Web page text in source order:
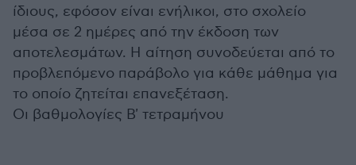
ίδιους, εφόσον είναι ενήλικοι, στο σχολείο
μέσα σε 2 ημέρες από την έκδοση των
αποτελεσμάτων. Η αίτηση συνοδεύεται από το
προβλεπόμενο παράβολο για κάθε μάθημα για
το οποίο ζητείται επανεξέταση.
Οι βαθμολογίες Β' τετραμήνου